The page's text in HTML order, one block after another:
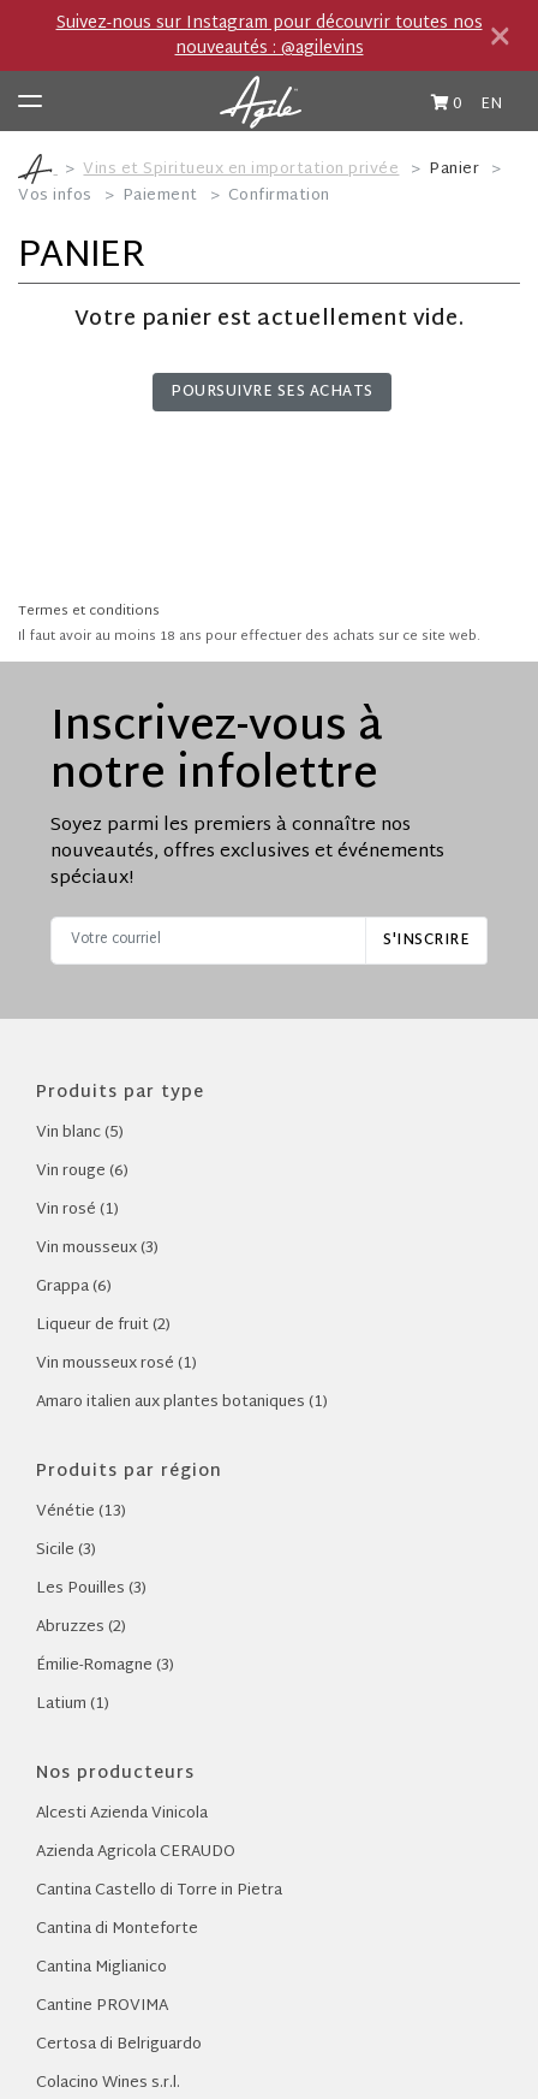
Suivez-nous sur Instagram pour découvrir toutes nos
nouveautés : @agilevins
×
0 EN
Producteurs
Contact
Inscrivez-vous à notre infolettre :
Vins et Spiritueux en importation privée
Panier
Vos infos
Paiement Confirmation
PANIER
Votre panier est actuellement vide.
POURSUIVRE SES ACHATS
Termes et conditions
Il faut avoir au moins 18 ans pour effectuer des achats sur ce site web.
Inscrivez-vous à
notre infolettre
Soyez parmi les premiers à connaître nos
nouveautés, offres exclusiveset événements
spéciaux!
S'INSCRIRE
Produits par type
Vin blanc (5)
Vin rouge (6)
Vin rosé (1)
Vin mousseux (3)
Grappa (6)
Liqueur de fruit (2)
Vin mousseux rosé (1)
Amaro italien aux plantes botaniques (1)
Produits par région
Vénétie (13)
Sicile (3)
Les Pouilles (3)
Abruzzes (2)
Émilie-Romagne (3)
Latium (1)
Nos producteurs
Alcesti Azienda Vinicola
Azienda Agricola CERAUDO
Cantina Castello di Torre in Pietra
Cantina di Monteforte
Cantina Miglianico
Cantine PROVIMA
Certosa di Belriguardo
Colacino Wines s.r.l.